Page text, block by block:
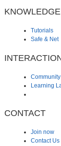
Tutorials
Safe & Net
Community
Learning
CONTACT
Join now
Contact Us